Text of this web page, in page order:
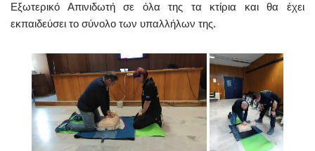
Εξωτερικό Απινιδωτή σε όλα της τα κτίρια και θα έχει
εκπαιδεύσει το σύνολο των υπαλλήλων της.